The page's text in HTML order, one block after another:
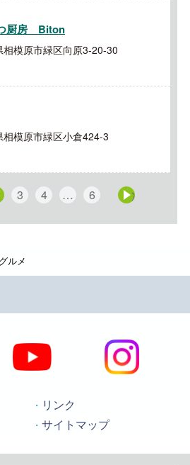
厨房 Biton
相模原市緑区向原3-20-30
相模原市緑区小倉424-3
3 4 … 6 次へ »
グルメ
リンク
サイトマップ